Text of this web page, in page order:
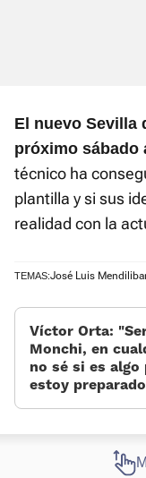
El nuevo Sevilla
próximo sábado
técnico ha
plantilla y si sus
realidad con la
TEMAS:José Luis
Víctor Orta:
Monchi, en
no sé si es algo
estoy